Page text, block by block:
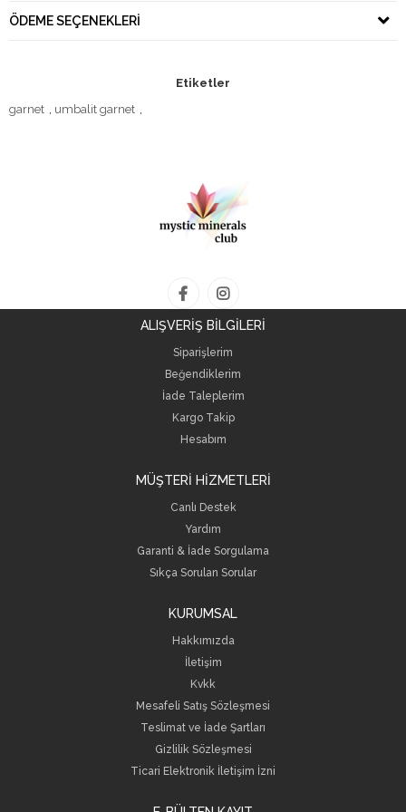
ÖDEME SEÇENEKLERI
Etiketler
garnet , umbalit garnet ,
ALIŞVERİŞ BİLGİLERİ
Siparişlerim
Beğendiklerim
İade Taleplerim
Kargo Takip
Hesabım
MÜŞTERİ HİZMETLERİ
Canlı Destek
Yardım
Garanti & İade Sorgulama
Sıkça Sorulan Sorular
KURUMSAL
Hakkımızda
İletişim
Kvkk
Mesafeli Satış Sözleşmesi
Teslimat ve İade Şartları
Gizlilik Sözleşmesi
Ticari Elektronik İletişim İzni